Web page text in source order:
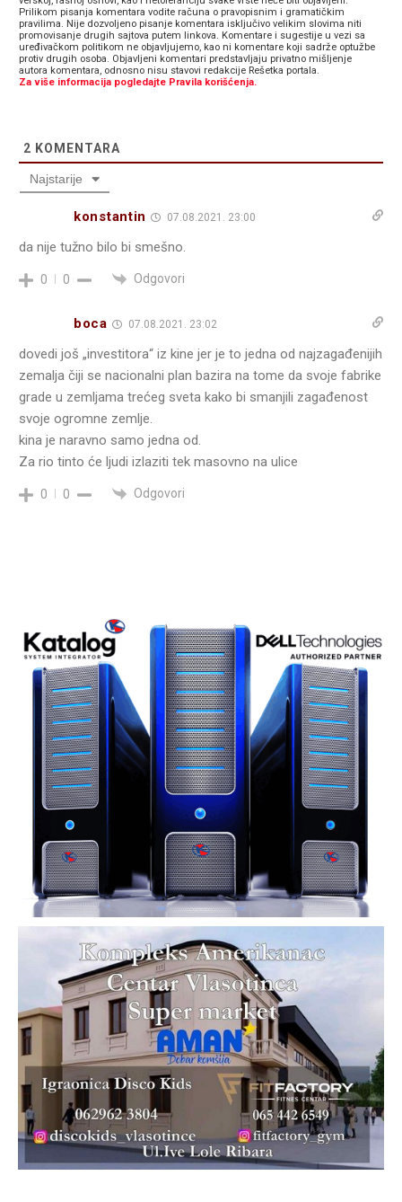
Prilikom pisanja komentara vodite računa o pravopisnim i gramatičkim
pravilima. Nije dozvoljeno pisanje komentara isključivo velikim slovima niti
promovisanje drugih sajtova putem linkova. Komentare i sugestije u vezi sa
uređivačkom politikom ne objavljujemo, kao ni komentare koji sadrže optužbe
protiv drugih osoba. Objavljeni komentari predstavljaju privatno mišljenje
autora komentara, odnosno nisu stavovi redakcije Rešetka portala.
Za više informacija pogledajte Pravila korišćenja.
2 KOMENTARA
Najstarije
konstantin 07.08.2021. 23:00
da nije tužno bilo bi smešno.
0 0 Odgovori
boca 07.08.2021. 23:02
dovedi još „investitora“ iz kine jer je to jedna od najzagađenijih
zemalja čiji se nacionalni plan bazira na tome da svoje fabrike
grade u zemljama trećeg sveta kako bi smanjili zagađenost
svoje ogromne zemlje.
kina je naravno samo jedna od.
Za rio tinto će ljudi izlaziti tek masovno na ulice
0 0 Odgovori